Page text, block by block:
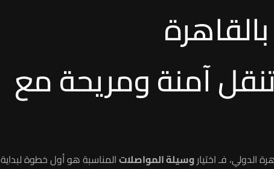
تنقل آمنة ومريحة مع
الدولي، فـ اختياروسيلة المواصلاتالمناسبة هو أول خطوة لبداية